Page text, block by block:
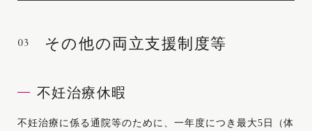
03 その他の両立支援制度等
不妊治療休暇
不妊治療に係る通院等のために、一年度につき最大5日（体